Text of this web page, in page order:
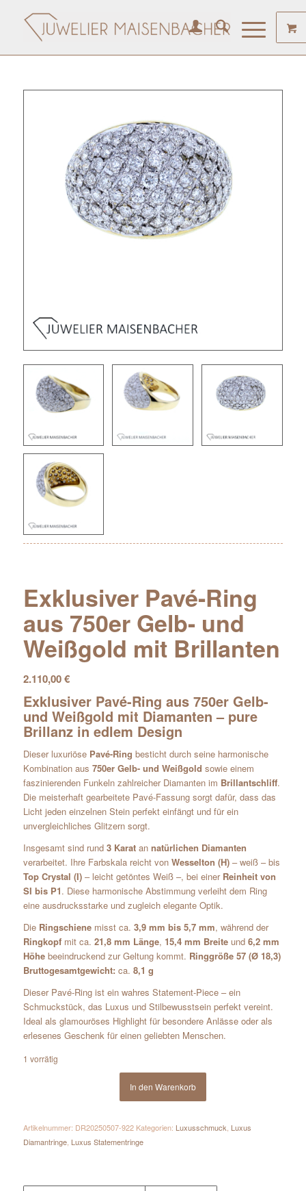
Exklusiver Pavé-Ring
aus 750er Gelb- und
Weißgold mit Brillanten
2.110,00€
Exklusiver Pavé-Ring aus 750er Gelb-
und Weißgold mit Diamanten – pure
Brillanz in edlem Design
Dieser luxuriöse Pavé-Ring besticht durch seine harmonische
Kombination aus 750er Gelb- und Weißgold sowie einem
faszinierenden Funkeln zahlreicher Diamanten im Brillantschliff.
Die meisterhaft gearbeitete Pavé-Fassung sorgt dafür, dass das
Licht jeden einzelnen Stein perfekt einfängt und für ein
unvergleichliches Glitzern sorgt.
Insgesamt sind rund 3 Karatan natürlichen Diamanten
verarbeitet. Ihre Farbskala reicht von Wesselton (H)– weiß – bis
Top Crystal (I)– leicht getöntes Weiß –, bei einer Reinheit von
SI bis P1. Diese harmonische Abstimmung verleiht dem Ring
eine ausdrucksstarke und zugleich elegante Optik.
Die Ringschienemisst ca. 3,9 mm bis 5,7 mm, während der
Ringkopfmit ca. 21,8 mm Länge, 15,4 mm Breiteund 6,2 mm
Höhebeeindruckend zur Geltung kommt. Ringgröße 57 (Ø 18,3)
Bruttogesamtgewicht: ca. 8,1 g
Dieser Pavé-Ring ist ein wahres Statement-Piece – ein
Schmuckstück, das Luxus und Stilbewusstsein perfekt vereint.
Ideal als glamouröses Highlight für besondere Anlässe oder als
erlesenes Geschenk für einen geliebten Menschen.
1 vorrätig
In den Warenkorb
Artikelnummer: DR20250507-922 Kategorien: Luxusschmuck, Luxus
Diamantringe, Luxus Statementringe